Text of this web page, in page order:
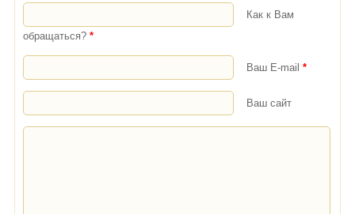
Как к Вам
обращаться? *
Ваш E-mail *
Ваш сайт